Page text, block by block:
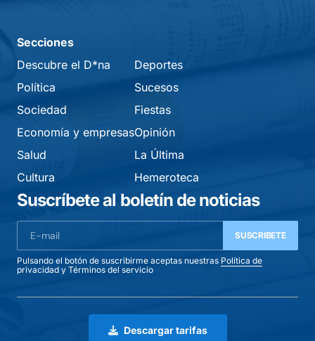
Secciones
Descubre el D*na
Política
Sociedad
Economía y empresas
Salud
Cultura
Deportes
Sucesos
Fiestas
Opinión
La Última
Hemeroteca
Suscríbete al boletín de noticias
SUSCRIBETE
Pulsando el botón de suscribirme aceptas nuestras Política de
privacidad y Términos del servicio
Descargar tarifas